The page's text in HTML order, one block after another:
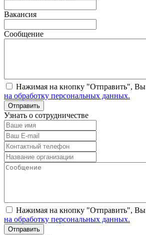
Вакансия
Сообщение
Нажимая на кнопку "Отправить", Вы
на обработку персональных данных.
Узнать о сотрудничестве
Нажимая на кнопку "Отправить", Вы
на обработку персональных данных.